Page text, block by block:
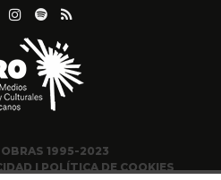
1995-2023
| POLÍTICA DE COOKIES